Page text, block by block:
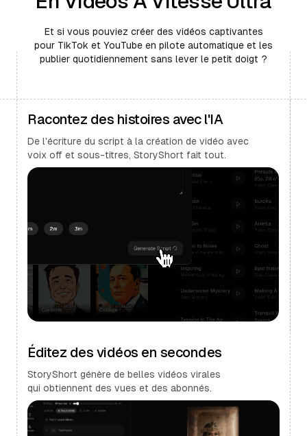
Et si vous pouviez créer des vidéos captivantes
pour TikTok et YouTube en pilote automatique et les
publier quotidiennement sans lever le petit doigt ?
Racontez des histoires avec l'IA
De l'écriture du script à la création de vidéo avec
voix off et sous-titres, StoryShort fait tout.
Éditez des vidéos en secondes
StoryShort génère de belles vidéos virales
qui obtiennent des vues et des abonnés.